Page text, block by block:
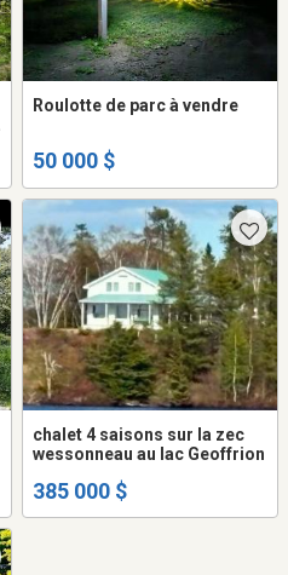
Roulotte de parc à vendre
50 000 $
chalet 4 saisons sur la zec
wessonneau au lac Geoffrion
385 000 $